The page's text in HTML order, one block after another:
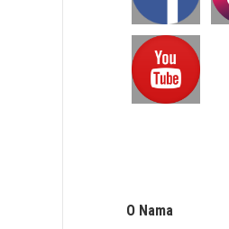
O Nama